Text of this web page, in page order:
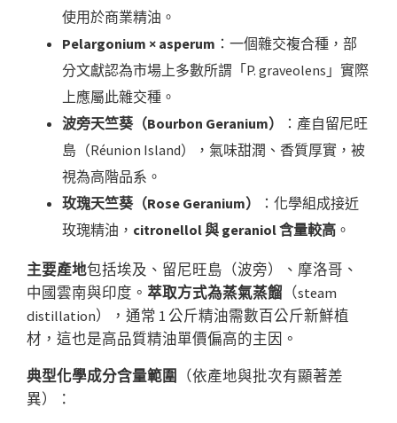
使用於商業精油。
Pelargonium × asperum ：一個雜交複合種，部
分文獻認為市場上多數所謂「P. graveolens」實際
上應屬此雜交種。
波旁天竺葵（Bourbon Geranium）
：產自留尼旺
島（Réunion Island），氣味甜潤、香質厚實，被
視為高階品系。
玫瑰天竺葵（Rose Geranium）
：化學組成接近
玫瑰精油， citronellol 與 geraniol 含量較高 。
主要產地包括埃及、留尼旺島（波旁）、摩洛哥、
中國雲南與印度。 萃取方式為蒸氣蒸餾 （steam
distillation），通常 1 公斤精油需數百公斤新鮮植
材，這也是高品質精油單價偏高的主因。
典型化學成分含量範圍
（依產地與批次有顯著差
異）：